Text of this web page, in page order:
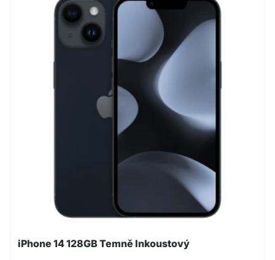
iPhone 14 128GB Temně Inkoustový